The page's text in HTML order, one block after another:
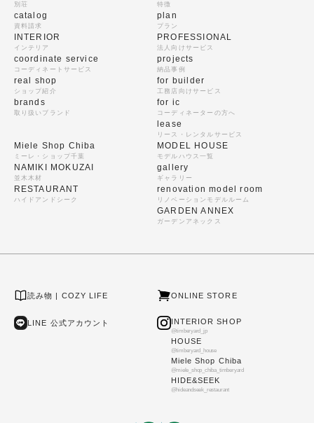
別荘
catalog
資料請求
特徴
plan
プラン
INTERIOR
インテリア
coordinate service
コーディネートサービス
real shop
ショップ紹介
brands
取り扱いブランド
PROFESSIONAL
法人向けサービス
projects
納品事例
for builder
工務店向けサービス
for ic
コーディネーターの方へ
lease
リース・レンタルサービス
Miele Shop Chiba
ミーレ・ショップ千葉
NAMIKI MOKUZAI
並木木材
RESTAURANT
ハイドアンドシーク
MODEL HOUSE
モデルハウス一覧
gallery
ギャラリー
renovation model room
リノベーションモデルルーム
GARDEN ANNEX
ガーデンアネックス
読み物 | COZY LIFE ONLINE STORE
LINE 公式アカウント INTERIOR SHOP
@timberyard_jp
HOUSE
@timberyard_house
Miele Shop Chiba
@miele_shop_chiba_timberyard
HIDE&SEEK
@hideandseek_restaurant